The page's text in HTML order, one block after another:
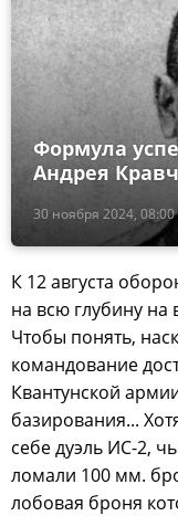
30 ноября 2024, 08:00
Формула
Андрея
К 12 августа
на всю глубину на
Чтобы понять,
командование
Квантунской
базирования...
себе дуэль ИС-2,
ломали 100 мм.
лобовая броня